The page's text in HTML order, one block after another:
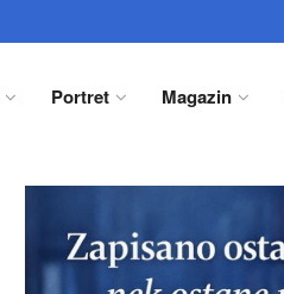
Portret Magazin